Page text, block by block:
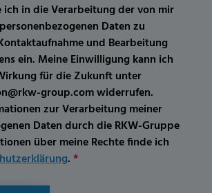
in die Verarbeitung der von mir
Daten zu
und Bearbeitung
ein. Meine Einwilligung kann ich
für die Zukunft unter
group.com widerrufen.
zur Verarbeitung meiner
Daten durch die RKW-Gruppe
über meine Rechte finde ich
.*